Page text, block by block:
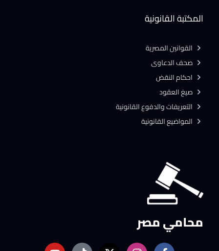
محامي مصر
المكتبة القانونية
القوانين المصرية
صحف الدعاوى
احكام النقض
صيغ العقود
التعريفات والدفوع القانونية
المواضيع القانونية